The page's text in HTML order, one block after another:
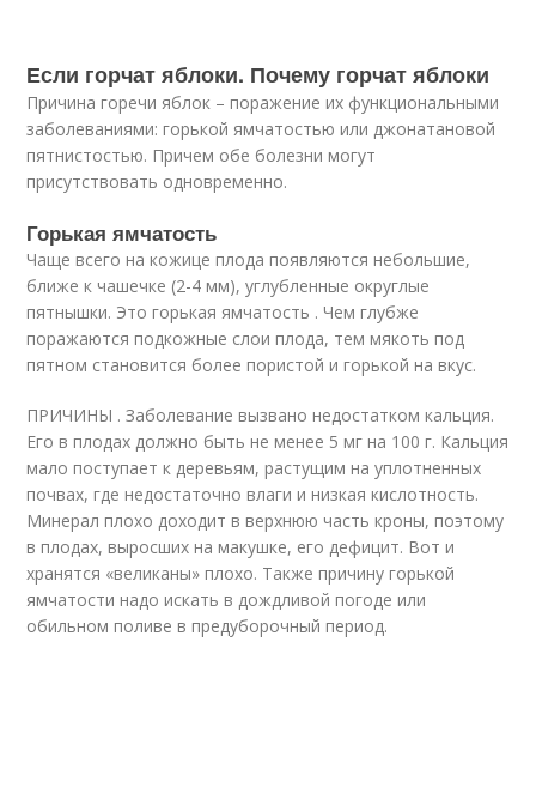
Если горчат яблоки. Почему горчат яблоки
Причина горечи яблок – поражение их функциональными
заболеваниями: горькой ямчатостью или джонатановой
пятнистостью. Причем обе болезни могут
присутствовать одновременно.
Горькая ямчатость
Чаще всего на кожице плода появляются небольшие,
ближе к чашечке (2-4 мм), углубленные округлые
пятнышки. Это горькая ямчатость . Чем глубже
поражаются подкожные слои плода, тем мякоть под
пятном становится более пористой и горькой на вкус.
ПРИЧИНЫ . Заболевание вызвано недостатком кальция.
Его в плодах должно быть не менее 5 мг на 100 г. Кальция
мало поступает к деревьям, растущим на уплотненных
почвах, где недостаточно влаги и низкая кислотность.
Минерал плохо доходит в верхнюю часть кроны, поэтому
в плодах, выросших на макушке, его дефицит. Вот и
хранятся «великаны» плохо. Также причину горькой
ямчатости надо искать в дождливой погоде или
обильном поливе в предуборочный период.